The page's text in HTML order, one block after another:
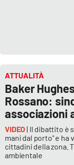
ATTUALITÀ
Baker
Rossano:
associazioni
VIDEO| Il dibattito è
mani dal porto" e ha
cittadini della zona.
ambientale